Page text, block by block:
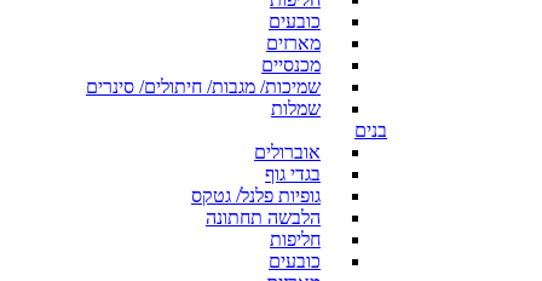
כובעים
מארזים
מכנסיים
שמיכות/ מגבות/ חיתולים/ סינרים
שמלות
בנים
אוברולים
בגדי גוף
גופיות פלנל/ גטקס
הלבשה תחתונה
חליפות
כובעים